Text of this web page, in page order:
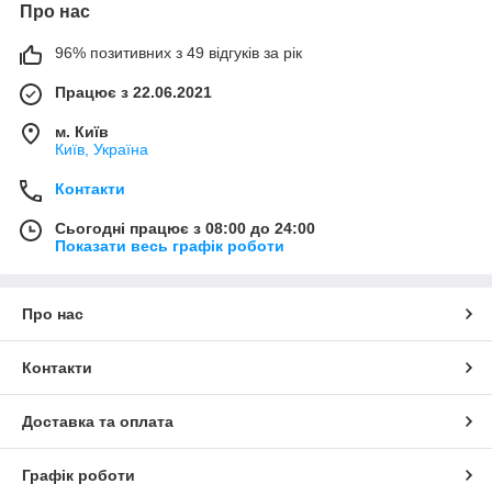
Про нас
96% позитивних з 49 відгуків за рік
Працює з 22.06.2021
м. Київ
Київ, Україна
Контакти
Сьогодні працює з 08:00 до 24:00
Показати весь графік роботи
Про нас
Контакти
Доставка та оплата
Графік роботи